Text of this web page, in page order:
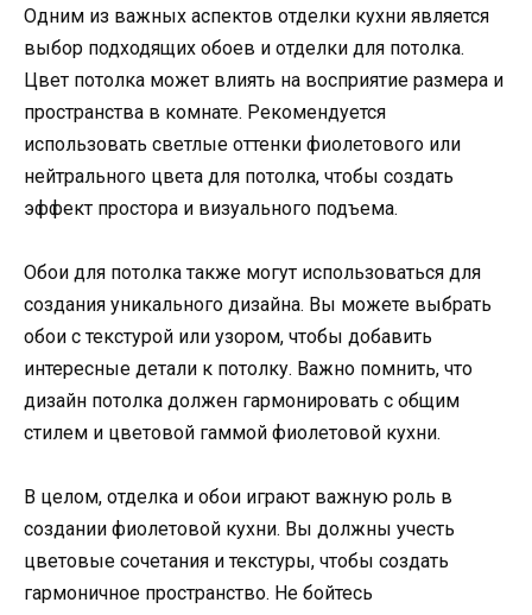
Одним из важных аспектов отделки кухни является
выбор подходящих обоев и отделки для потолка.
Цвет потолка может влиять на восприятие размера и
пространства в комнате. Рекомендуется
использовать светлые оттенки фиолетового или
нейтрального цвета для потолка, чтобы создать
эффект простора и визуального подъема.
Обои для потолка также могут использоваться для
создания уникального дизайна. Вы можете выбрать
обои с текстурой или узором, чтобы добавить
интересные детали к потолку. Важно помнить, что
дизайн потолка должен гармонировать с общим
стилем и цветовой гаммой фиолетовой кухни.
В целом, отделка и обои играют важную роль в
создании фиолетовой кухни. Вы должны учесть
цветовые сочетания и текстуры, чтобы создать
гармоничное пространство. Не бойтесь